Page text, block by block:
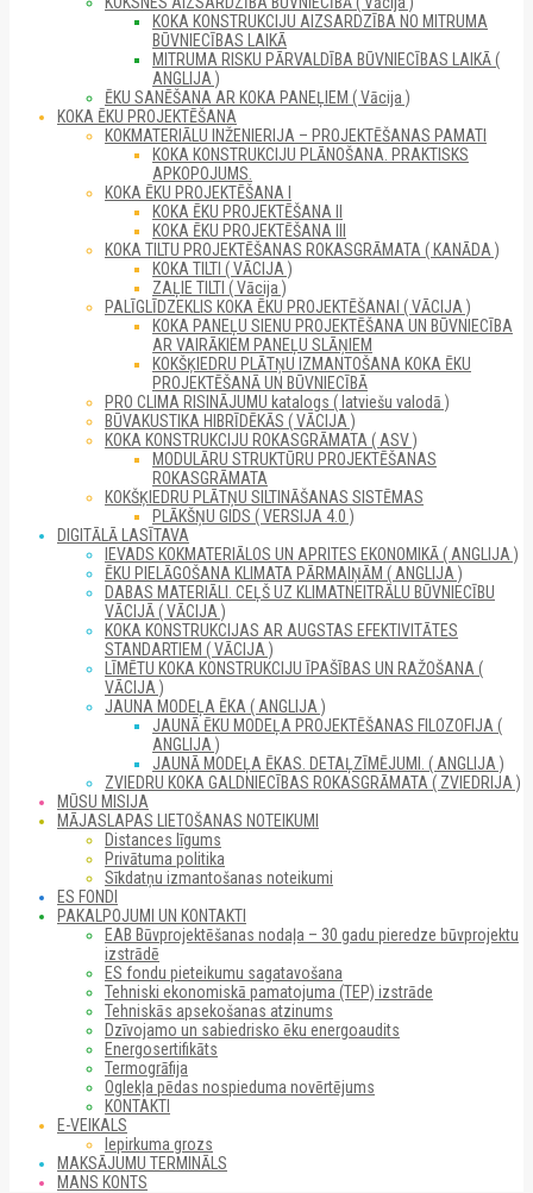
KOKA KONSTRUKCIJU AIZSARDZĪBA NO MITRUMA
BŪVNIECĪBAS LAIKĀ
MITRUMA RISKU PĀRVALDĪBA BŪVNIECĪBAS LAIKĀ (
ANGLIJA )
ĒKU SANĒŠANA AR KOKA PANEĻIEM ( Vācija )
KOKA ĒKU PROJEKTĒŠANA
KOKMATERIĀLU INŽENIERIJA – PROJEKTĒŠANAS PAMATI
KOKA KONSTRUKCIJU PLĀNOŠANA. PRAKTISKS
APKOPOJUMS.
KOKA ĒKU PROJEKTĒŠANA I
KOKA ĒKU PROJEKTĒŠANA II
KOKA ĒKU PROJEKTĒŠANA III
KOKA TILTU PROJEKTĒŠANAS ROKASGRĀMATA ( KANĀDA )
KOKA TILTI ( VĀCIJA )
ZAĻIE TILTI ( Vācija )
PALĪGLĪDZEKLIS KOKA ĒKU PROJEKTĒŠANAI ( VĀCIJA )
KOKA PANEĻU SIENU PROJEKTĒŠANA UN BŪVNIECĪBA
AR VAIRĀKIEM PANEĻU SLĀŅIEM
KOKŠĶIEDRU PLĀTŅU IZMANTOŠANA KOKA ĒKU
PROJEKTĒŠANĀ UN BŪVNIECĪBĀ
PRO CLIMA RISINĀJUMU katalogs ( latviešu valodā )
BŪVAKUSTIKA HIBRĪDĒKĀS ( VĀCIJA )
KOKA KONSTRUKCIJU ROKASGRĀMATA ( ASV )
MODULĀRU STRUKTŪRU PROJEKTĒŠANAS
ROKASGRĀMATA
KOKŠĶIEDRU PLĀTŅU SILTINĀŠANAS SISTĒMAS
PLĀKŠŅU GIDS ( VERSIJA 4.0 )
DIGITĀLĀ LASĪTAVA
IEVADS KOKMATERIĀLOS UN APRITES EKONOMIKĀ ( ANGLIJA )
ĒKU PIELĀGOŠANA KLIMATA PĀRMAIŅĀM ( ANGLIJA )
DABAS MATERIĀLI. CEĻŠ UZ KLIMATNEITRĀLU BŪVNIECĪBU
VĀCIJĀ ( VĀCIJA )
KOKA KONSTRUKCIJAS AR AUGSTAS EFEKTIVITĀTES
STANDARTIEM ( VĀCIJA )
LĪMĒTU KOKA KONSTRUKCIJU ĪPAŠĪBAS UN RAŽOŠANA (
VĀCIJA )
JAUNA MODEĻA ĒKA ( ANGLIJA )
JAUNĀ ĒKU MODEĻA PROJEKTĒŠANAS FILOZOFIJA (
ANGLIJA )
JAUNĀ MODEĻA ĒKAS. DETAĻZĪMĒJUMI. ( ANGLIJA )
ZVIEDRU KOKA GALDNIECĪBAS ROKASGRĀMATA ( ZVIEDRIJA )
MŪSU MISIJA
MĀJASLAPAS LIETOŠANAS NOTEIKUMI
Distances līgums
Privātuma politika
Sīkdatņu izmantošanas noteikumi
ES FONDI
PAKALPOJUMI UN KONTAKTI
EAB Būvprojektēšanas nodaļa – 30 gadu pieredze būvprojektu
izstrādē
ES fondu pieteikumu sagatavošana
Tehniski ekonomiskā pamatojuma (TEP) izstrāde
Tehniskās apsekošanas atzinums
Dzīvojamo un sabiedrisko ēku energoaudits
Energosertifikāts
Termogrāfija
Oglekļa pēdas nospieduma novērtējums
KONTAKTI
E-VEIKALS
Iepirkuma grozs
MAKSĀJUMU TERMINĀLS
MANS KONTS